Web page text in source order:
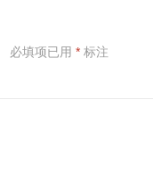
必填项已用 *标注